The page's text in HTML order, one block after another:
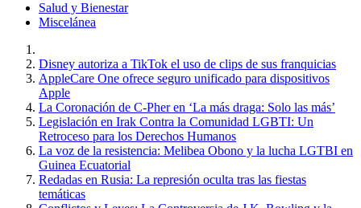
Salud y Bienestar
Miscelánea
Disney autoriza a TikTok el uso de clips de sus franquicias
AppleCare One ofrece seguro unificado para dispositivos
Apple
La Coronación de C-Pher en ‘La más draga: Solo las más’
Legislación en Irak Contra la Comunidad LGBTI: Un
Retroceso para los Derechos Humanos
La voz de la resistencia: Melibea Obono y la lucha LGTBI en
Guinea Ecuatorial
Redadas en Rusia: La represión oculta tras las fiestas
temáticas